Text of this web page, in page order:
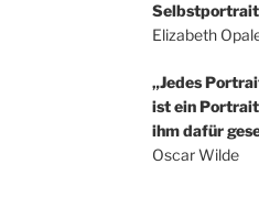
Elizabeth
„Jedes
ist ein
ihm dafür
Oscar Wilde